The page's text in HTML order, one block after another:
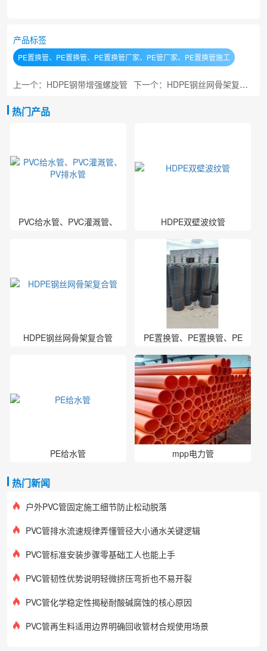
产品标签
PE置换管、PE置换管、PE置换管厂家、PE管厂家、PE置换管施工
上一个：HDPE钢带增强螺旋管 下一个：HDPE钢丝网骨架复合管
热门产品
PVC给水管、PVC灌溉管、
HDPE双壁波纹管
HDPE钢丝网骨架复合管
PE置换管、PE置换管、PE
置换管厂家、PE管厂家
PE给水管 mpp电力管
热门新闻
户外PVC管固定施工细节防止松动脱落
PVC管排水流速规律弄懂管径大小通水关键逻辑
PVC管标准安装步骤零基础工人也能上手
PVC管韧性优势说明轻微挤压弯折也不易开裂
PVC管化学稳定性揭秘耐酸碱腐蚀的核心原因
PVC管再生料适用边界明确回收管材合规使用场景